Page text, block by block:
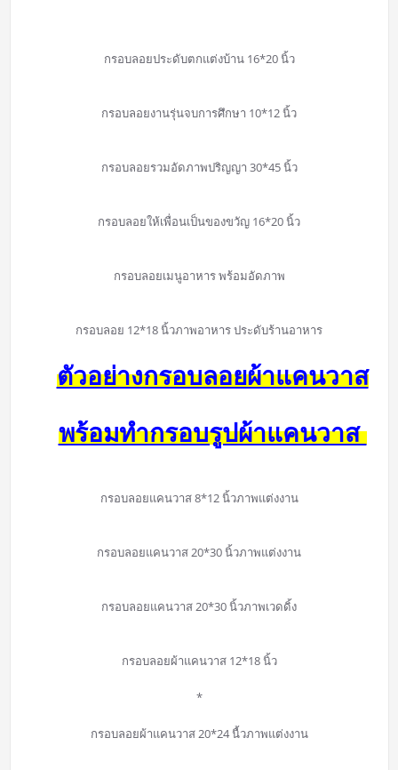
กรอบลอยประดับตกแต่งบ้าน 16*20 นิ้ว
กรอบลอยงานรุ่นจบการศึกษา 10*12 นิ้ว
กรอบลอยรวมอัดภาพปริญญา 30*45 นิ้ว
กรอบลอยให้เพื่อนเป็นของขวัญ 16*20 นิ้ว
กรอบลอยเมนูอาหาร พร้อมอัดภาพ
กรอบลอย 12*18 นิ้วภาพอาหาร ประดับร้านอาหาร
ตัวอย่างกรอบลอยผ้าแคนวาส
พร้อมทำกรอบรูปผ้าแคนวาส
กรอบลอยแคนวาส 8*12 นิ้วภาพแต่งงาน
กรอบลอยแคนวาส 20*30 นิ้วภาพแต่งงาน
กรอบลอยแคนวาส 20*30 นิ้วภาพเวดดิ้ง
กรอบลอยผ้าแคนวาส 12*18 นิ้ว
*
กรอบลอยผ้าแคนวาส 20*24 นื้วภาพแต่งงาน